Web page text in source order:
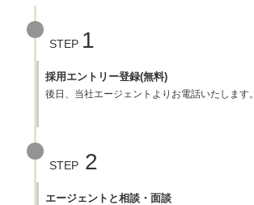
STEP 1
採用エントリー登録(無料)
後日、当社エージェントよりお電話いたします。
STEP 2
エージェントと相談・面談